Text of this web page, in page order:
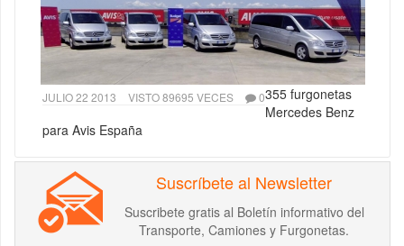
JULIO 22 2013 VISTO 89695 VECES 0355 furgonetas
Mercedes Benz
para Avis España
Suscríbete al Newsletter
Suscribete gratis al Boletín informativo del
Transporte, Camiones y Furgonetas.